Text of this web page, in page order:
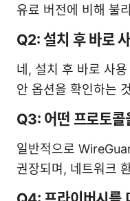
유료 버전에 비해 불
Q2: 설치 후 바로
네, 설치 후 바로 사
안 옵션을 확인하는
Q3: 어떤 프로토콜
일반적으로
권장되며, 네트워크